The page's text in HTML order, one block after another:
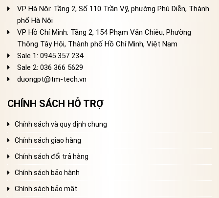
VP Hà Nội: Tầng 2, Số 110 Trần Vỹ, phường Phú Diễn, Thành
phố Hà Nội
VP Hồ Chí Minh: Tầng 2, 154 Phạm Văn Chiêu, Phường
Thông Tây Hội, Thành phố Hồ Chí Minh, Việt Nam
Sale 1: 0945 357 234
Sale 2: 036 366 5629
duongpt@tm-tech.vn
CHÍNH SÁCH HỖ TRỢ
Chính sách và quy định chung
Chính sách giao hàng
Chính sách đổi trả hàng
Chính sách bảo hành
Chính sách bảo mật